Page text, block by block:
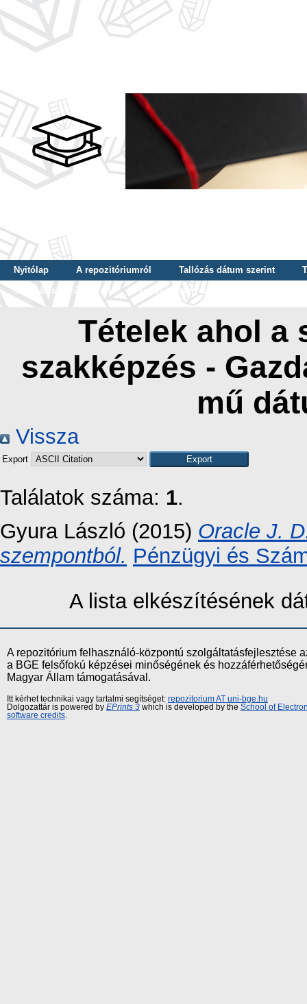
Nyitólap A repozitóriumról Tallózás dátum szerint
Tallózás szerző szerint
Tallózás nyelv szerint
Tételek ahol a
szakképzés -
mű
Vissza
Export
Találatok száma: 1.
Gyura László (2015) Oracle J.
szempontból. Pénzügyi és
A lista elkészítésének
A repozitórium felhasználó-központú szolgáltatásfejlesztése
a BGE felsőfokú képzései minőségének és
Magyar Állam támogatásával.
Itt kérhet technikai vagy tartalmi segítséget: repozitorium AT uni-bge.hu
Dolgozattár is powered by EPrints 3 which is developed by the School of
software credits